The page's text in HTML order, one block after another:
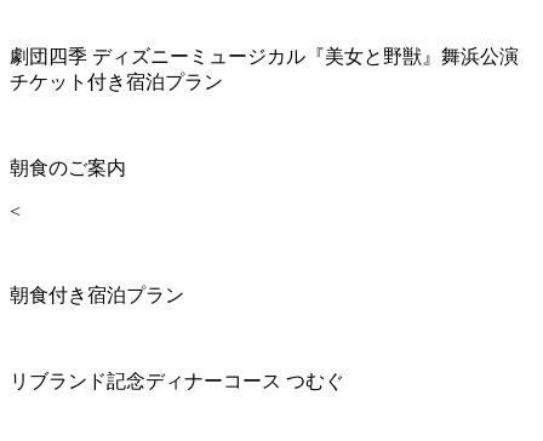
劇団四季 ディズニーミュージカル『美女と野獣』舞浜公演
チケット付き宿泊プラン
朝食のご案内
<
朝食付き宿泊プラン
リブランド記念ディナーコース つむぐ